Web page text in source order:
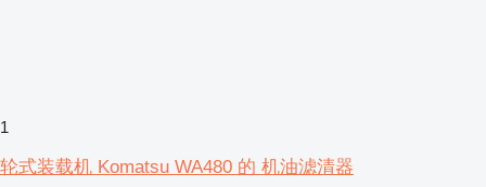
1
轮式装载机 Komatsu WA480 的 机油滤清器